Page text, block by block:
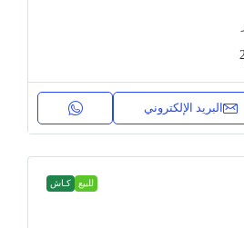
البريد الإلكتروني
للبيع كـاش